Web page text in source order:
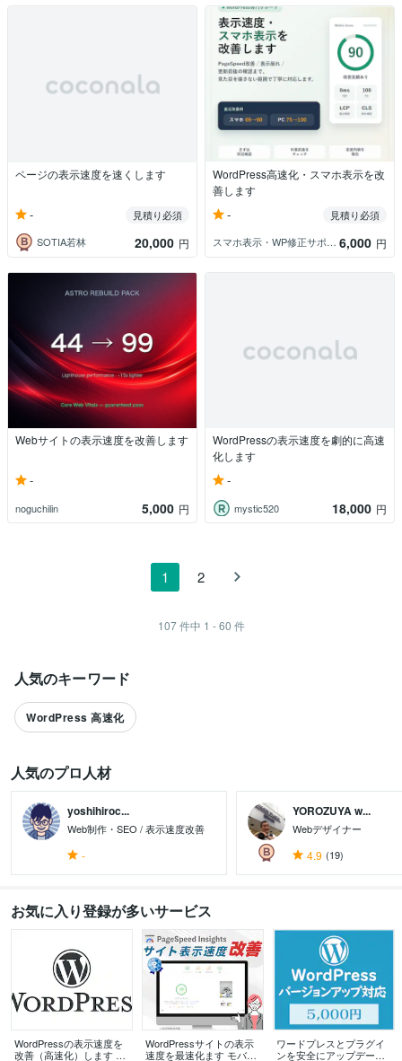
ページの表示速度を速くします
-
見積り必須
SOTIA若林
20,000 円
WordPress高速化・スマホ表示を改
善します
-
見積り必須
スマホ表示・WP修正サポート 6,000 円
Webサイトの表示速度を改善します
-
noguchilin 5,000 円
WordPressの表示速度を劇的に高速
化します
-
mystic520 18,000 円
1 2
107 件中 1 - 60 件
人気のキーワード
WordPress 高速化
すべて見る
人気のプロ人材
yoshihiroc...
Web制作・SEO / 表示速度改善
-
YOROZUYA w...
Webデザイナー
4.9 (19)
お気に入り登録が多いサービス
WordPressの表示速度を
改善（高速化）します Pa
WordPressサイトの表示
速度を最速化ます モバイ
ワードプレスとプラグイ
ンを安全にアップデート